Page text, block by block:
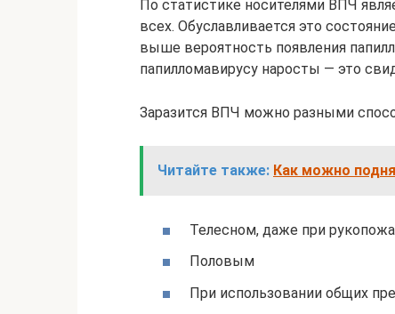
По статистике носителями ВПЧ
всех. Обуславливается это
выше вероятность появления
папилломавирусу наросты — это
Заразится ВПЧ можно разными
Читайте также: Как можно
Телесном, даже при
Половым
При использовании общих